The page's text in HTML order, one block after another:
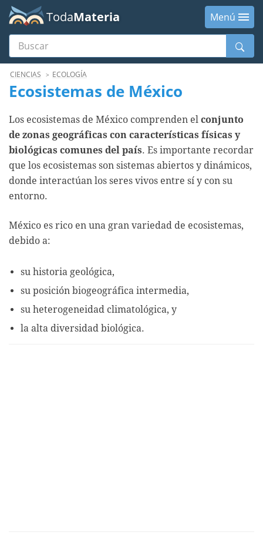
TodaMateria
Menú
Buscar
MenúCIENCIAS ECOLOGÍA
Ecosistemas de México
Los ecosistemas de México comprenden el conjunto
de zonas geográficas con características físicas y
biológicas comunes del país. Es importante recordar
que los ecosistemas son sistemas abiertos y dinámicos,
donde interactúan los seres vivos entre sí y con su
entorno.
México es rico en una gran variedad de ecosistemas,
debido a:
su historia geológica,
su posición biogeográfica intermedia,
su heterogeneidad climatológica, y
la alta diversidad biológica.